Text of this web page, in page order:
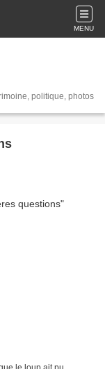
MENU
politique, photos